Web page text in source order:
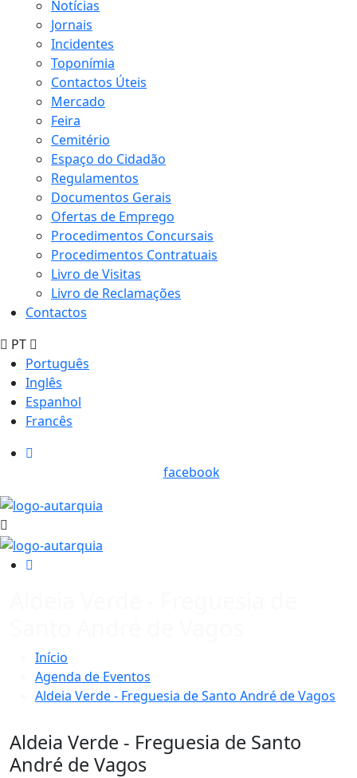
Notícias
Jornais
Incidentes
Toponímia
Contactos Úteis
Mercado
Feira
Cemitério
Espaço do Cidadão
Regulamentos
Documentos Gerais
Ofertas de Emprego
Procedimentos Concursais
Procedimentos Contratuais
Livro de Visitas
Livro de Reclamações
Contactos
PT
Português
Inglês
Espanhol
Francês
facebook
Início
Agenda de Eventos
Aldeia Verde - Freguesia de Santo André de Vagos
Aldeia Verde - Freguesia de Santo
André de Vagos